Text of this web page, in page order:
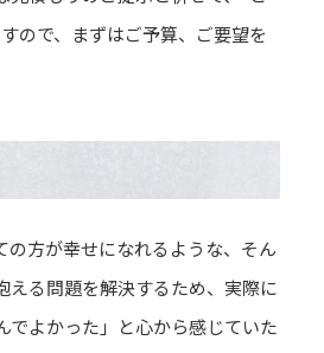
ので、まずはご予算、ご要望を
の方が幸せになれるような、そん
える問題を解決するため、実際に
でよかった」と心から感じていた